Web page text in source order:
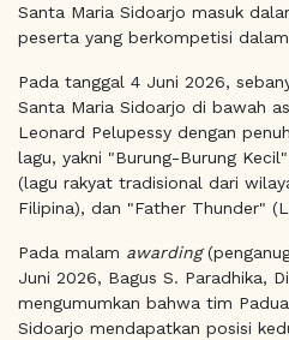
Santa Maria Sidoarjo masuk
peserta yang berkompetisi
Pada tanggal 4 Juni 2026,
Santa Maria Sidoarjo di bawah
Leonard Pelupessy dengan
lagu, yakni "Burung-Burung
(lagu rakyat tradisional dari
Filipina), dan "Father Thunder"
Pada malam awarding
Juni 2026, Bagus S. Paradhika,
mengumumkan bahwa tim
Sidoarjo mendapatkan posisi